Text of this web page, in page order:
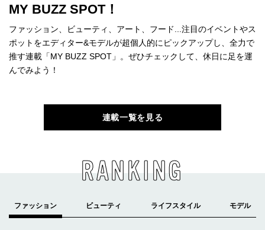
MY BUZZ SPOT！
ファッション、ビューティ、アート、フード...注目のイベントやス
ポットをエディター&モデルが超個人的にピックアップし、全力で
推す連載「MY BUZZ SPOT」。ぜひチェックして、休日に足を運
んでみよう！
連載一覧を見る
RANKING